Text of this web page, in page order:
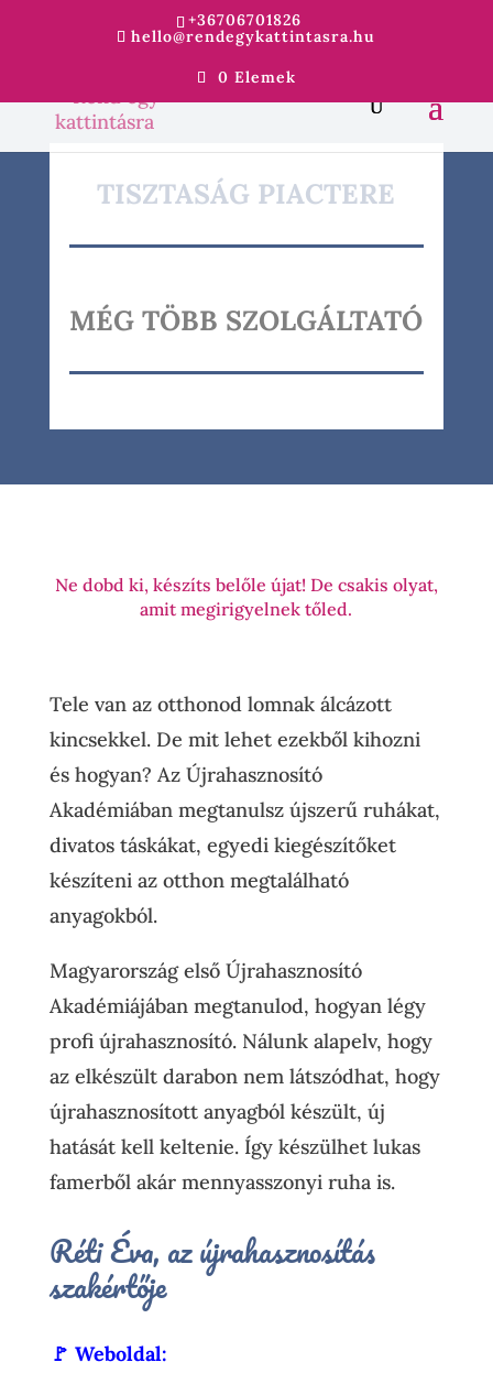
+36706701826
hello@rendegykattintasra.hu
0 Elemek
TISZTASÁG PIACTERE
MÉG TÖBB SZOLGÁLTATÓ
Ne dobd ki, készíts belőle újat! De csakis olyat,
amit megirigyelnek tőled.
Tele van az otthonod lomnak álcázott
kincsekkel. De mit lehet ezekből kihozni
és hogyan? Az Újrahasznosító
Akadémiában megtanulsz újszerű ruhákat,
divatos táskákat, egyedi kiegészítőket
készíteni az otthon megtalálható
anyagokból.
Magyarország első Újrahasznosító
Akadémiájában megtanulod, hogyan légy
profi újrahasznosító. Nálunk alapelv, hogy
az elkészült darabon nem látszódhat, hogy
újrahasznosított anyagból készült, új
hatását kell keltenie. Így készülhet lukas
famerből akár mennyasszonyi ruha is.
Réti Éva, az újrahasznosítás
szakértője
🚩 Weboldal: